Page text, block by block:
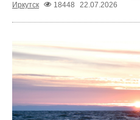
Иркутск
18448 22.07.2026